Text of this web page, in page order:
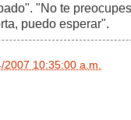
"No te
puedo esperar".
2007 10:35:00 a.m.